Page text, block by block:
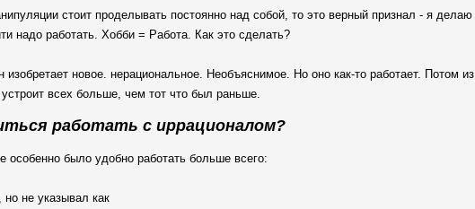
стоит проделывать постоянно над собой, то это верный признал - я делаю
надо работать. Хобби = Работа. Как это сделать?
новое. нерациональное. Необъяснимое. Но оно как-то работает. Потом из
всех больше, чем тот что был раньше.
работать с иррационалом?
было удобно работать больше всего:
не указывал как